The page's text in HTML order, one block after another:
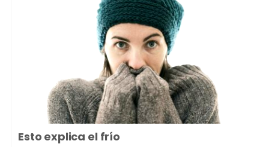
Esto explica el frío